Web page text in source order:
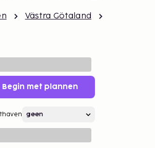
Västra Götaland
Begin met plannen